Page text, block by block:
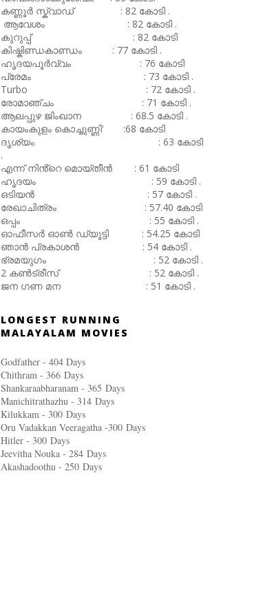
കണ്ണൂർ സ്ക്വാഡ് : 82 കോടി .
ആവേശം : 82 കോടി .
കുറുപ്പ് : 82 കോടി
കിഷ്കിണ്ഡകാണ്ഡം : 77 കോടി .
ഹൃദയപൂർവ്വം : 76 കോടി
പ്രേമം : 73 കോടി .
Turbo : 72 കോടി .
രോമാഞ്ചം : 71 കോടി .
ആലപ്പുഴ ജിംഖാന : 68.5 കോടി .
കായംകുളം കൊച്ചുണ്ണി' :68 കോടി
ദൃശ്യം : 63 കോടി
.
എന്ന് നിൻ്റെ മൊയ്തീൻ : 61 കോടി
ഹൃദയം : 59 കോടി .
ഒടിയൻ : 57 കോടി .
രേഖാചിത്രം : 57.40 കോടി
ഒപ്പം : 55 കോടി .
ഓഫീസർ ഓൺ ഡ്യൂട്ടി : 54.25 കോടി
ഞാൻ പ്രകാശൻ : 54 കോടി .
ഭ്രമയുഗം : 52 കോടി .
2 കൺട്രീസ് : 52 കോടി .
ജന ഗണ മന : 51 കോടി .
LONGEST RUNNING
MALAYALAM MOVIES
Godfather - 404 Days
Chithram - 366 Days
Shankaraabharanam - 365 Days
Manichitrathazhu - 314 Days
Kilukkam - 300 Days
Oru Vadakkan Veeragatha -300 Days
Hitler - 300 Days
Jeevitha Nouka - 284 Days
Akashadoothu - 250 Days